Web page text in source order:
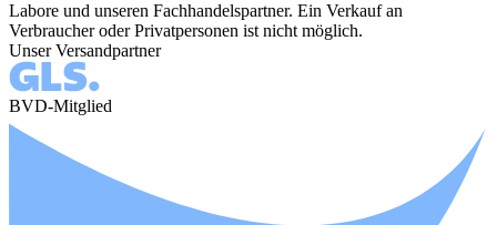
Labore und unseren Fachhandelspartner. Ein Verkauf an
Verbraucher oder Privatpersonen ist nicht möglich.
Unser Versandpartner
BVD-Mitglied